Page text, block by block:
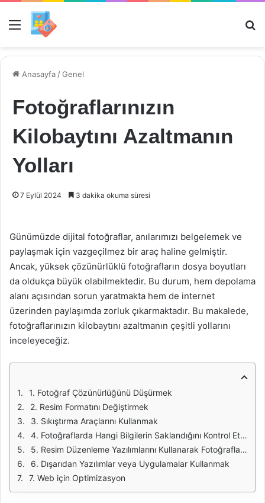
Menü
Anasayfa /Genel
Fotoğraflarınızın
Kilobaytını Azaltmanın
Yolları
7 Eylül 2024 3 dakika okuma süresi
Günümüzde dijital fotoğraflar, anılarımızı belgelemek ve
paylaşmak için vazgeçilmez bir araç haline gelmiştir.
Ancak, yüksek çözünürlüklü fotoğrafların dosya boyutları
da oldukça büyük olabilmektedir. Bu durum, hem depolama
alanı açısından sorun yaratmakta hem de internet
üzerinden paylaşımda zorluk çıkarmaktadır. Bu makalede,
fotoğraflarınızın kilobaytını azaltmanın çeşitli yollarını
inceleyeceğiz.
1. Fotoğraf Çözünürlüğünü Düşürmek
2. Resim Formatını Değiştirmek
3. Sıkıştırma Araçlarını Kullanmak
4. Fotoğraflarda Hangi Bilgilerin Saklandığını Kontrol Etmek
5. Resim Düzenleme Yazılımlarını Kullanarak Fotoğrafları Kırpma
6. Dışarıdan Yazılımlar veya Uygulamalar Kullanmak
7. Web için Optimizasyon